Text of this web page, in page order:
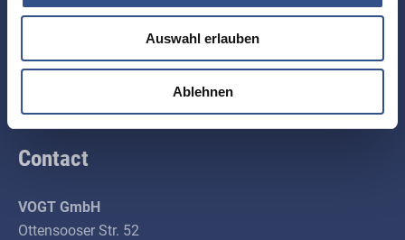
Auswahl erlauben
Ablehnen
more about our capabilities and commitment to quality
Contact
VOGT GmbH
Ottensooser Str. 52